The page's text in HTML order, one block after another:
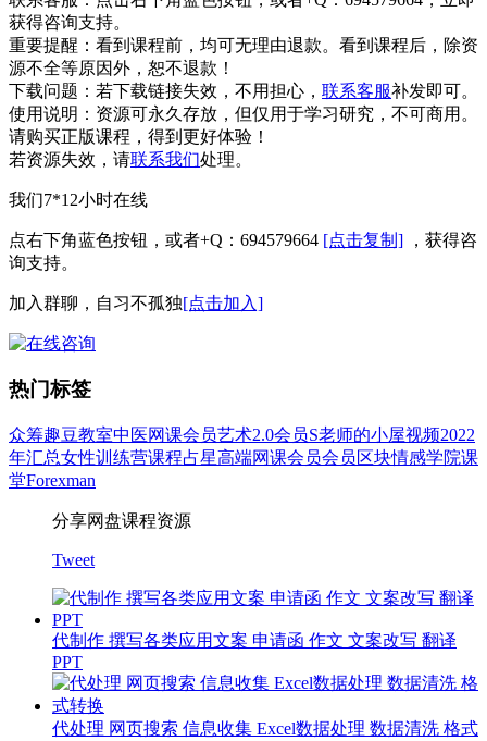
获得咨询支持。
重要提醒： 看到课程前，均可无理由退款。看到课程后，除资
源不全等原因外，恕不退款！
下载问题： 若下载链接失效，不用担心， 联系客服补发即可。
使用说明： 资源可永久存放，但仅用于学习研究，不可商用。
请购买正版课程，得到更好体验！
若资源失效，请联系我们处理。
我们7*12小时在线
点右下角蓝色按钮，或者+Q：694579664 [点击复制] ，获得咨
询支持。
加入群聊，自习不孤独[点击加入]
热门标签
众筹趣豆教室中医网课会员艺术2.0会员S老师的小屋视频2022
年汇总女性训练营课程占星高端网课会员会员区块情感学院课
堂Forexman
分享网盘课程资源
Tweet
代制作 撰写各类应用文案 申请函 作文 文案改写 翻译
PPT
代处理 网页搜索 信息收集 Excel数据处理 数据清洗 格式